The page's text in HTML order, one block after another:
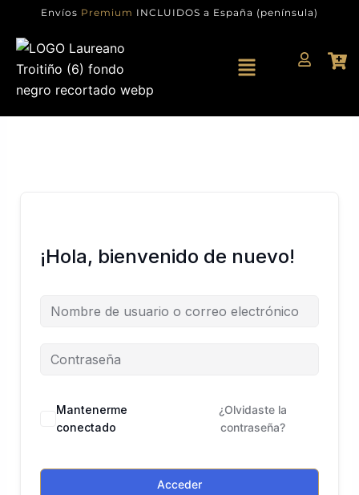
contenido
Envíos Premium INCLUIDOS a España (península)
Menú
¡Hola, bienvenido de nuevo!
Mantenerme
conectado
¿Olvidaste la
contraseña?
Acceder